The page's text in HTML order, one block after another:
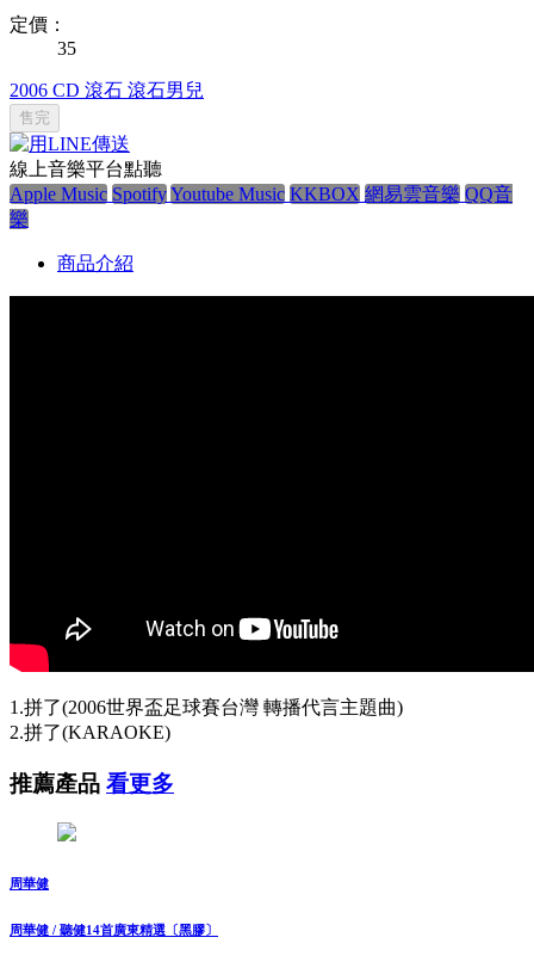
定價：
35
2006 CD 滾石 滾石男兒
售完
線上音樂平台點聽
Apple Music SpotifyYoutube Music KKBOX 網易雲音樂 QQ音
樂
商品介紹
1.拼了(2006世界盃足球賽台灣 轉播代言主題曲)
2.拼了(KARAOKE)
推薦產品 看更多
周華健
周華健 / 聽健14首廣東精選〔黑膠〕